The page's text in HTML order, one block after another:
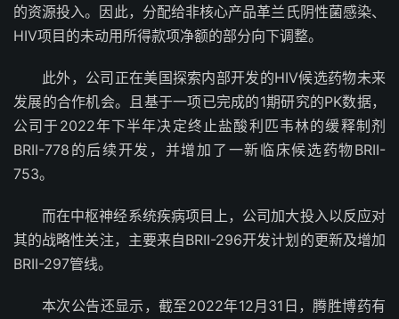
的资源投入。因此，分配给非核心产品革兰氏阴性菌感染、
HIV项目的未动用所得款项净额的部分向下调整。
此外，公司正在美国探索内部开发的HIV候选药物未来
发展的合作机会。且基于一项已完成的1期研究的PK数据，
公司于2022年下半年决定终止盐酸利匹韦林的缓释制剂
BRII-778的后续开发，并增加了一新临床候选药物BRII-
753。
而在中枢神经系统疾病项目上，公司加大投入以反应对
其的战略性关注，主要来自BRII-296开发计划的更新及增加
BRII-297管线。
本次公告还显示，截至2022年12月31日，腾胜博药有